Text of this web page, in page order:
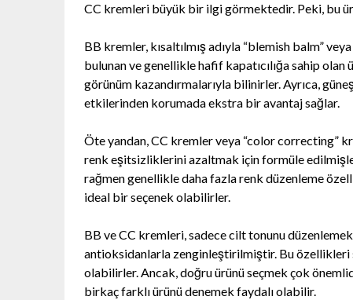
CC kremleri büyük bir ilgi görmektedir. Peki, bu
BB kremler, kısaltılmış adıyla “blemish balm”
bulunan ve genellikle hafif kapatıcılığa sahip
görünüm kazandırmalarıyla bilinirler. Ayrıca,
etkilerinden korumada ekstra bir avantaj sağlar.
Öte yandan, CC kremler veya “color correcting”
renk eşitsizliklerini azaltmak için formüle
rağmen genellikle daha fazla renk düzenleme
ideal bir seçenek olabilirler.
BB ve CC kremleri, sadece cilt tonunu
antioksidanlarla zenginleştirilmiştir. Bu özellikleri
olabilirler. Ancak, doğru ürünü seçmek çok
birkaç farklı ürünü denemek faydalı olabilir.